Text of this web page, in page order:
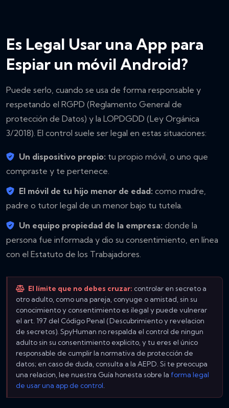
Es Legal Usar una App para
Espiar un móvil Android?
Puede serlo, cuando se usa de forma responsable y
respetando el RGPD (Reglamento General de
protección de Datos) y la LOPDGDD (Ley Orgánica
3/2018). El control suele ser legal en estas situaciones:
Un dispositivo propio: tu propio móvil, o uno que
compraste y te pertenece.
El móvil de tu hijo menor de edad: como madre,
padre o tutor legal de un menor bajo tu tutela.
Un equipo propiedad de la empresa: donde la
persona fue informada y dio su consentimiento, en línea
con el Estatuto de los Trabajadores.
El límite que no debes cruzar: controlar en secreto a
otro adulto, como una pareja, conyuge o amistad, sin su
conocimiento y consentimiento es ilegal y puede vulnerar
el art. 197 del Código Penal (Descubrimiento y revelacion
de secretos). SpyHuman no respalda el control de ningun
adulto sin su consentimiento explicito, y tu eres el único
responsable de cumplir la normativa de protección de
datos; en caso de duda, consulta a la AEPD. Si te preocupa
una relacion, lee nuestra Guía honesta sobre la forma legal
de usar una app de control